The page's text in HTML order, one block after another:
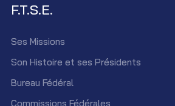
F.T.S.E.
Ses Missions
Son Histoire et ses Présidents
Bureau Fédéral
Commissions Fédérales